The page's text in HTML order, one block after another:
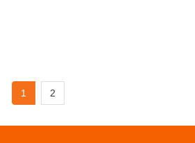
层人脉赢得别人的信任。在这个过程中，我
们需要注意保密。如果候选人的公司知道你
头的印象也会很差。在做猎头之前
1 2